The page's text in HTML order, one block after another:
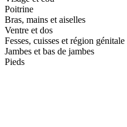
Poitrine
Bras, mains et aiselles
Ventre et dos
Fesses, cuisses et région génitale
Jambes et bas de jambes
Pieds